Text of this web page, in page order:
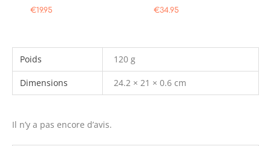
€19.95 €34.95
Poids 120 g
Dimensions 24.2 × 21 × 0.6 cm
Il n’y a pas encore d’avis.